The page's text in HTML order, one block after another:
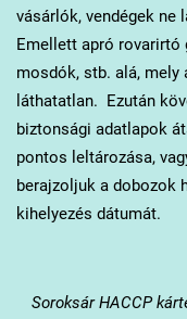
vásárlók, vendégek ne
Emellett apró rovarirtó
mosdók, stb. alá, mely
láthatatlan. Ezután
biztonsági adatlapok
pontos leltározása,
berajzoljuk a dobozok
kihelyezés dátumát.
SoroksárHACCP